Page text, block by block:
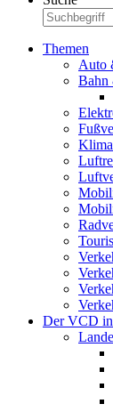
Themen
Auto
Bahn
Der VCD